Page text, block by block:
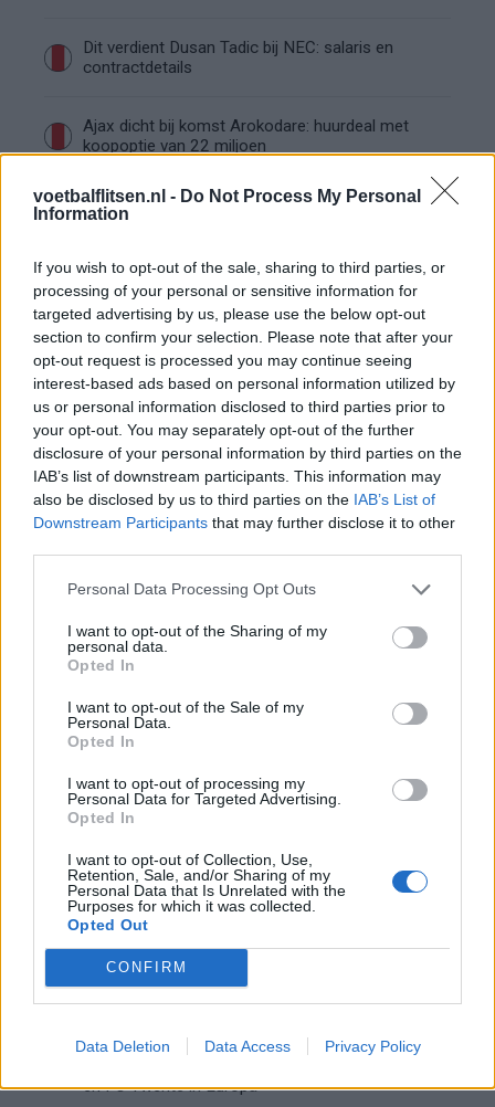
voetbalflitsen.nl - Do Not Process My Personal
Information
If you wish to opt-out of the sale, sharing to third parties, or
processing of your personal or sensitive information for
targeted advertising by us, please use the below opt-out
section to confirm your selection. Please note that after your
opt-out request is processed you may continue seeing
interest-based ads based on personal information utilized by
us or personal information disclosed to third parties prior to
your opt-out. You may separately opt-out of the further
disclosure of your personal information by third parties on the
IAB’s list of downstream participants. This information may
also be disclosed by us to third parties on the IAB’s List of
Downstream Participants that may further disclose it to other
Personal Data Processing Opt Outs
I want to opt-out of the Sharing of my
personal data.
Opted In
I want to opt-out of the Sale of my
Personal Data.
Opted In
I want to opt-out of processing my
Personal Data for Targeted Advertising.
Opted In
I want to opt-out of Collection, Use,
Retention, Sale, and/or Sharing of my
Personal Data that Is Unrelated with the
Purposes for which it was collected.
Opted Out
CONFIRM
Data Deletion Data Access Privacy Policy
Dit verdient Dusan Tadic bij NEC: salaris en
contractdetails
Ajax dicht bij komst Arokodare: huurdeal met
koopoptie van 22 miljoen
Ajax helpt Burnley uit de brand met afgeknipte
sokken na blunder met tenues
Hakim Ziyech verhuurt opnieuw luxe
appartement op Amsterdamse Zuidas
Marcos Leonardo laat eerste indruk achter bij
Ajax: 'Hier gaan fans van genieten'
Resterend oefenprogramma Ajax: waar zijn de
duels te zien
Ajax groeit onder Míchel, maar transfermarkt
blijft cruciaal
Ajax-talent Mohamed Abdalla schrijft Europese
Shane Kluivert krijgt kans van Flick en begint in
Servische media vergelijken Ajax-talent Abdellah
ruime zege op Vojvodina
Dusan Tadic kijkt met bijzondere gevoelens naar
Ajax - Vojvodina
Zo veranderde de relatie tussen Rafael van der
Vaart en Sylvie Meis door de jaren heen
en FC Twente in Europa